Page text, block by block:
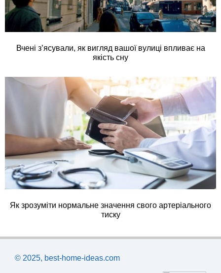
Вчені з’ясували, як вигляд вашої вулиці впливає на
якість сну
Як зрозуміти нормальне значення свого артеріального
тиску
© 2025, best-home-ideas.com